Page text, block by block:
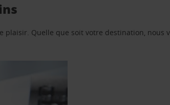
Quelle que soit votre destination, nous